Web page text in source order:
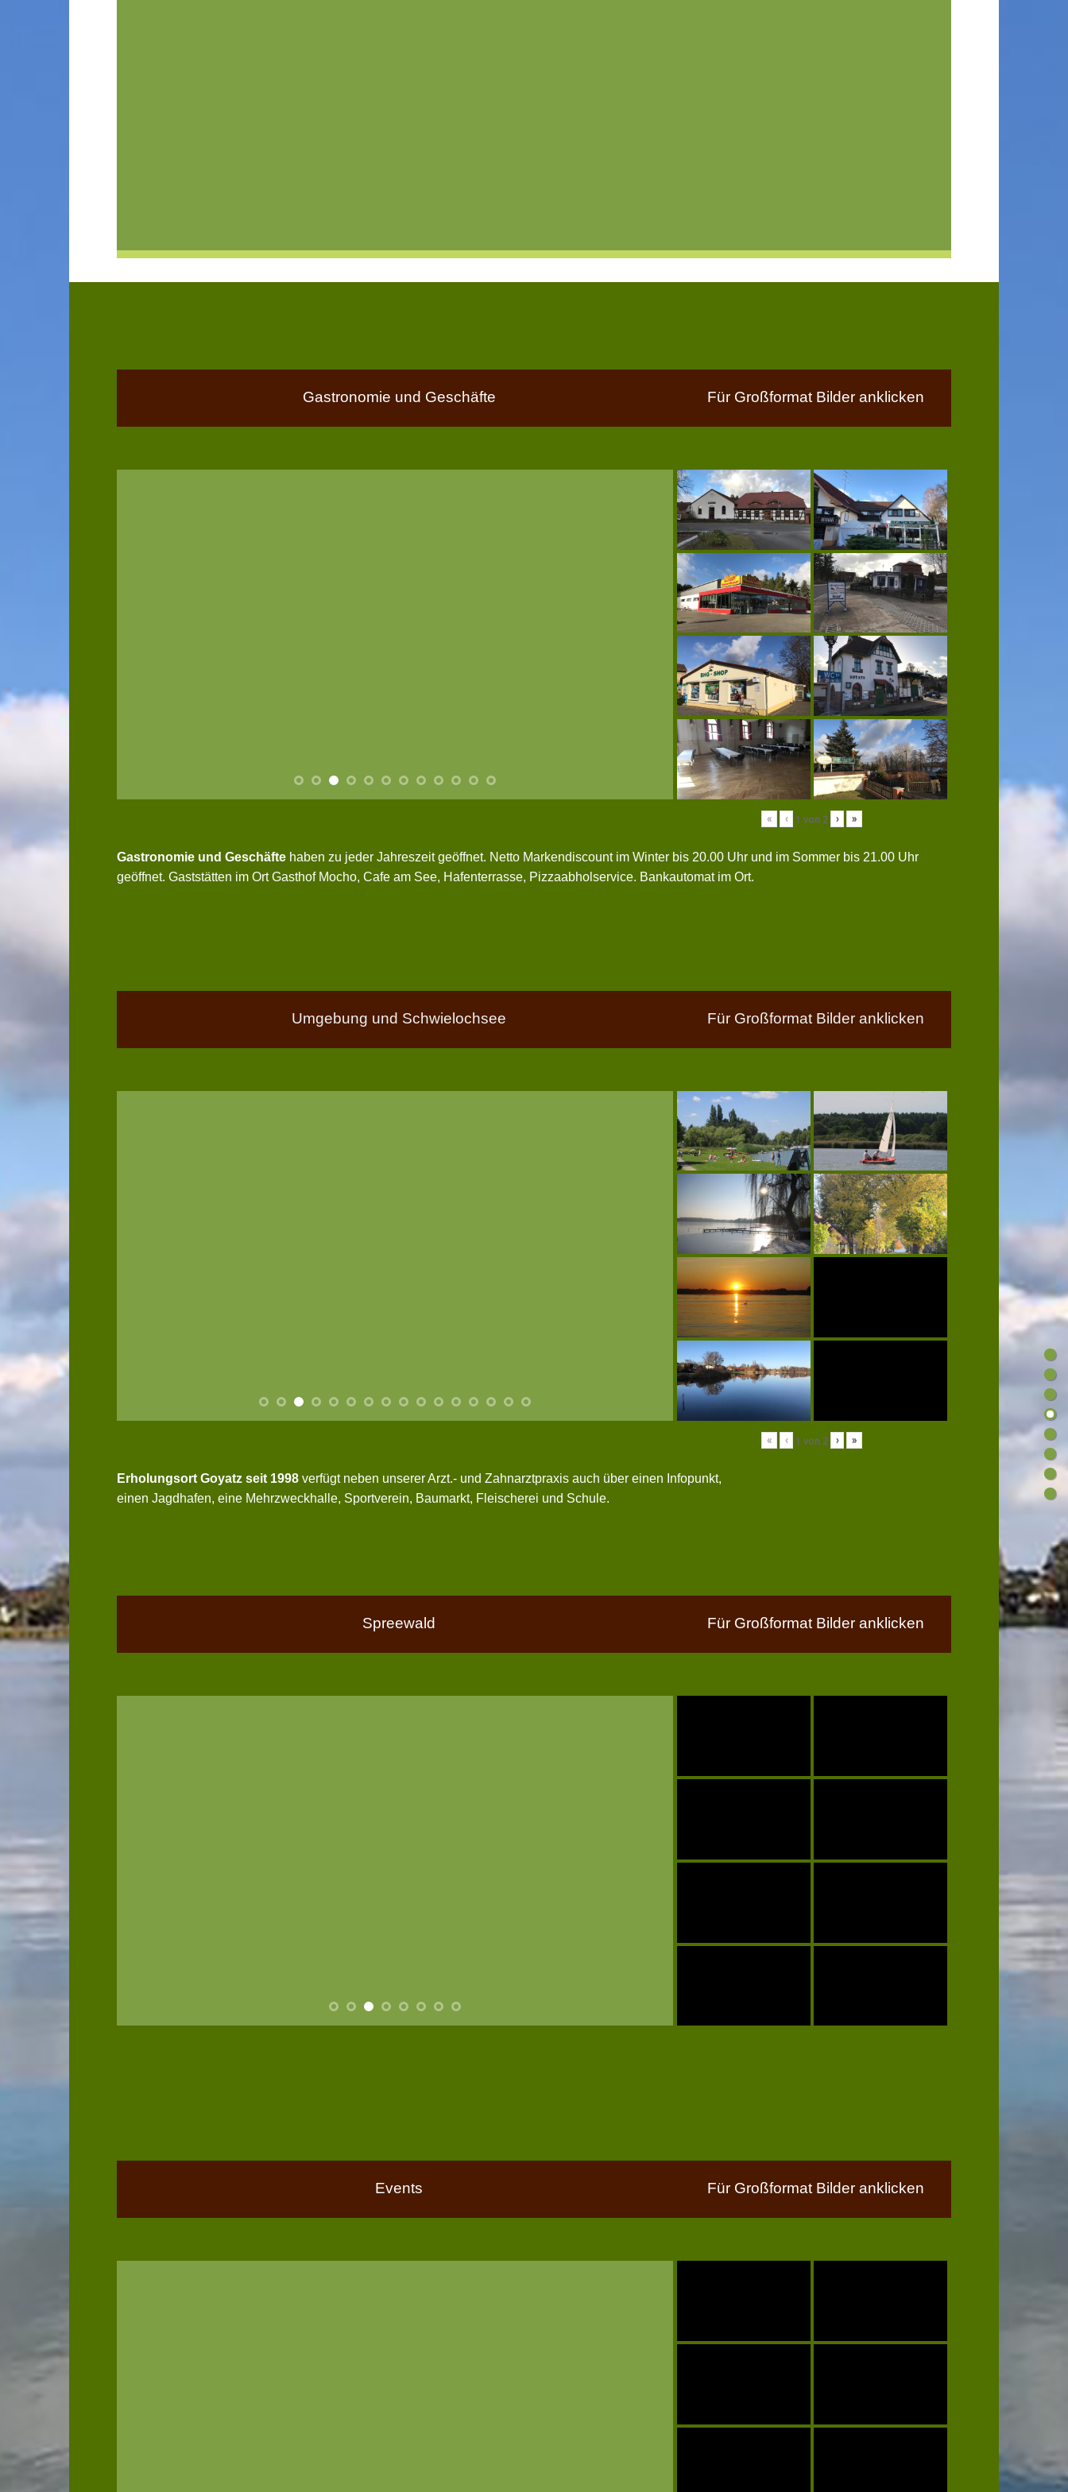
Gastronomie und Geschäfte Für Großformat Bilder anklicken
« ‹ 1 von 2 › »
Gastronomie und Geschäfte haben zu jeder Jahreszeit geöffnet. Netto Markendiscount im Winter bis 20.00 Uhr und im Sommer bis 21.00 Uhr
geöffnet. Gaststätten im Ort Gasthof Mocho, Cafe am See, Hafenterrasse, Pizzaabholservice. Bankautomat im Ort.
Umgebung und Schwielochsee Für Großformat Bilder anklicken
« ‹ 1 von 2 › »
Erholungsort Goyatz seit 1998 verfügt neben unserer Arzt.- und Zahnarztpraxis auch über einen Infopunkt,
einen Jagdhafen, eine Mehrzweckhalle, Sportverein, Baumarkt, Fleischerei und Schule.
Spreewald Für Großformat Bilder anklicken
Events Für Großformat Bilder anklicken